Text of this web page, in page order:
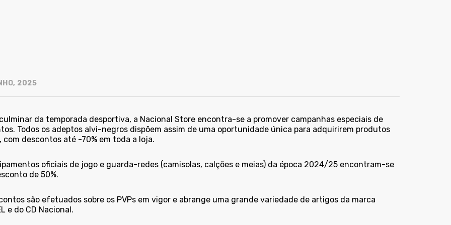
2025
da temporada desportiva, a Nacional Store encontra-se a promover campanhas especiais de
Todos os adeptos alvi-negros dispõem assim de uma oportunidade única para adquirirem produtos
com descontos até -70% em toda a loja.
oficiais de jogo e guarda-redes (camisolas, calções e meias) da época 2024/25 encontram-se
de 50%.
são efetuados sobre os PVPs em vigor e abrange uma grande variedade de artigos da marca
e do CD Nacional.